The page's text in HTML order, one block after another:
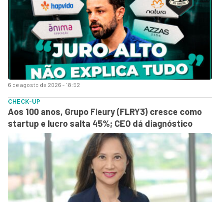
6 de agosto de 2026 - 18:52
CHECK-UP
Aos 100 anos, Grupo Fleury (FLRY3) cresce como
startup e lucro salta 45%; CEO dá diagnóstico